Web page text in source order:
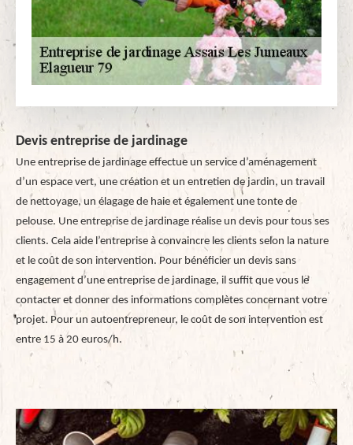
Devis entreprise de jardinage
Une entreprise de jardinage effectue un service d’aménagement
d’un espace vert, une création et un entretien de jardin, un travail
de nettoyage, un élagage de haie et également une tonte de
pelouse. Une entreprise de jardinage réalise un devis pour tous ses
clients. Cela aide l’entreprise à convaincre les clients selon la nature
et le coût de son intervention. Pour bénéficier un devis sans
engagement d’une entreprise de jardinage, il suffit que vous le
contacter et donner des informations complètes concernant votre
projet. Pour un autoentrepreneur, le coût de son intervention est
entre 15 à 20 euros/h.